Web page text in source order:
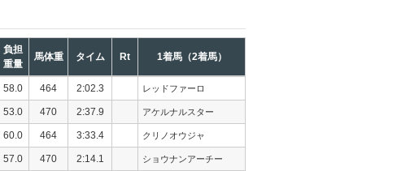
負担
重量
馬体重 タイム Rt 1着馬（2着馬）
58.0 464 2:02.3 レッドファーロ
53.0 470 2:37.9 アケルナルスター
60.0 464 3:33.4 クリノオウジャ
57.0 470 2:14.1 ショウナンアーチー